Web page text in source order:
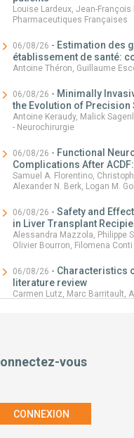
Louise Lardeux, Jean-
Pharmaceutiques Françaises
06/08/26 - Estimation des
établissement de santé:
Antoine Théron, Guillaume
06/08/26 - Minimally
the Evolution of Precision
Antoine Keraudy, Malick
- Neurochirurgie
06/08/26 - Functional
Complications After
Samuel A. Florentino,
Alexander N. Berk, Logan M.
06/08/26 - Safety and
in Liver Transplant
Alessandra Mazzola, Philippe
Olivier Bourron, Filomena
06/08/26 - Characteristics
literature review
Carmen Lutz, Marc Barritault,
Diaphragm
Golnar Sabetian, Seyed
Masjedi, Reza Nikandish,
Surgical
dumbbell cervical
Matthieu Peyre - Neurochirurgie
connectez-vous
CONNEXION